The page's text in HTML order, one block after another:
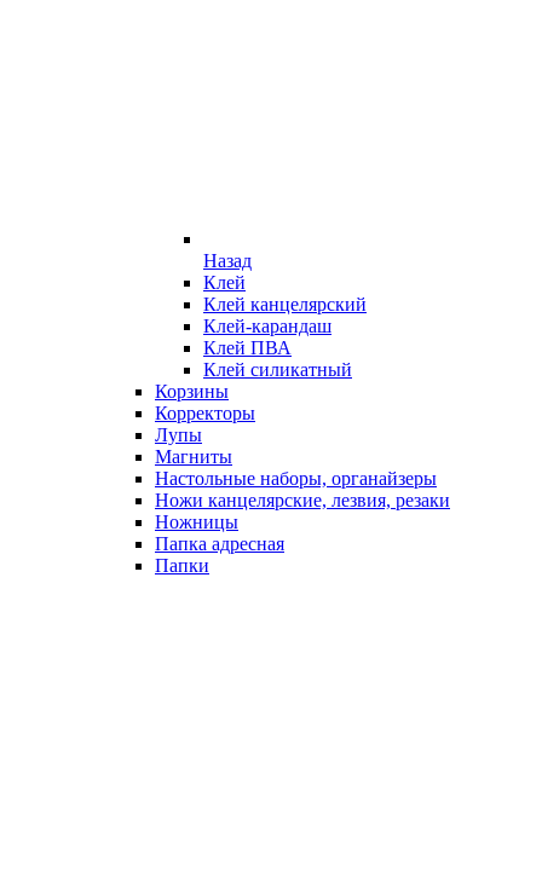
Назад
Клей
Клей канцелярский
Клей-карандаш
Клей ПВА
Клей силикатный
Корзины
Корректоры
Лупы
Магниты
Настольные наборы, органайзеры
Ножи канцелярские, лезвия, резаки
Ножницы
Папка адресная
Папки